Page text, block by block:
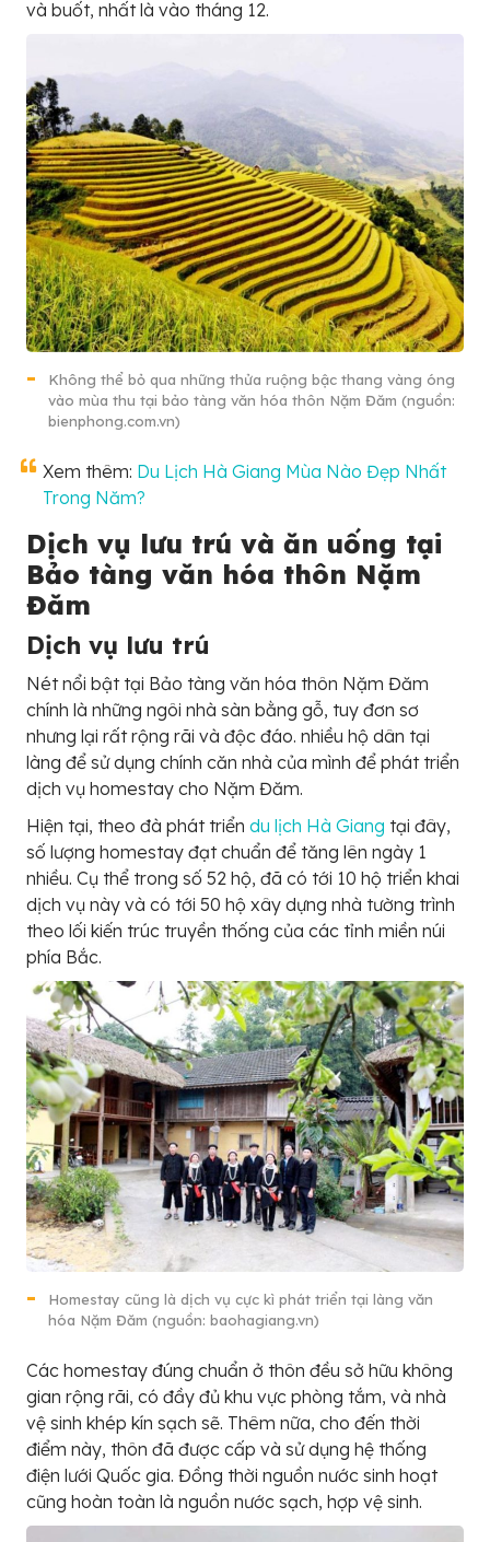
và buốt, nhất là vào tháng 12.
Không thể bỏ qua những thửa ruộng bậc thang vàng óng
vào mùa thu tại bảo tàng văn hóa thôn Nặm Đăm (nguồn:
bienphong.com.vn)
Xem thêm: Du Lịch Hà Giang Mùa Nào Đẹp Nhất
Trong Năm?
Dịch vụ lưu trú và ăn uống tại
Bảo tàng văn hóa thôn Nặm
Đăm
Dịch vụ lưu trú
Nét nổi bật tại Bảo tàng văn hóa thôn Nặm Đăm
chính là những ngôi nhà sàn bằng gỗ, tuy đơn sơ
nhưng lại rất rộng rãi và độc đáo. nhiều hộ dân tại
làng để sử dụng chính căn nhà của mình để phát triển
dịch vụ homestay cho Nặm Đăm.
Hiện tại, theo đà phát triển du lịch Hà Giang tại đây,
số lượng homestay đạt chuẩn để tăng lên ngày 1
nhiều. Cụ thể trong số 52 hộ, đã có tới 10 hộ triển khai
dịch vụ này và có tới 50 hộ xây dựng nhà tường trình
theo lối kiến trúc truyền thống của các tỉnh miền núi
phía Bắc.
Homestay cũng là dịch vụ cực kì phát triển tại làng văn
hóa Nặm Đăm (nguồn: baohagiang.vn)
Các homestay đúng chuẩn ở thôn đều sở hữu không
gian rộng rãi, có đầy đủ khu vực phòng tắm, và nhà
vệ sinh khép kín sạch sẽ. Thêm nữa, cho đến thời
điểm này, thôn đã được cấp và sử dụng hệ thống
điện lưới Quốc gia. Đồng thời nguồn nước sinh hoạt
cũng hoàn toàn là nguồn nước sạch, hợp vệ sinh.